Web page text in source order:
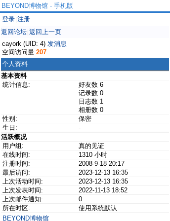
BEYOND博物馆 - 手机版
登录 注册
返回论坛 返回上一页
cayork (UID: 4) 发消息
空间访问量 207
个人资料
基本资料
统计信息:
好友数 6
记录数 0
日志数 1
相册数 0
性别:
保密
生日:
-
活跃概况
用户组:
真的见证
在线时间:
1310 小时
注册时间:
2008-9-18 20:17
最后访问:
2023-12-13 16:35
上次活动时间:
2023-12-13 16:35
上次发表时间:
2022-11-13 18:52
上次邮件通知:
0
所在时区:
使用系统默认
BEYOND博物馆